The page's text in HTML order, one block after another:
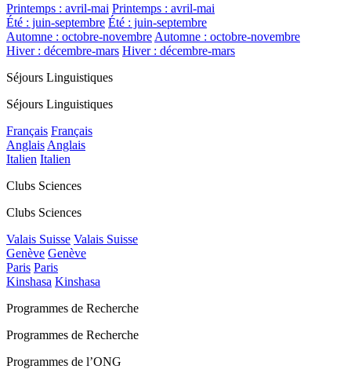
Printemps : avril-mai Printemps : avril-mai
Été : juin-septembre Été : juin-septembre
Automne : octobre-novembre Automne : octobre-novembre
Hiver : décembre-mars Hiver : décembre-mars
Séjours Linguistiques
Séjours Linguistiques
Français Français
Anglais Anglais
Italien Italien
Clubs Sciences
Clubs Sciences
Valais Suisse Valais Suisse
Genève Genève
Paris Paris
Kinshasa Kinshasa
Programmes de Recherche
Programmes de Recherche
Programmes de l’ONG